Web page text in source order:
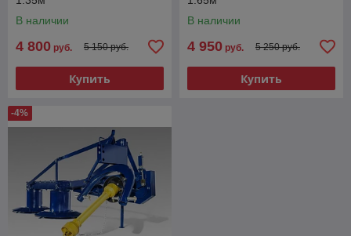
В наличии
4 800 руб. 5 150 руб.
Купить
В наличии
4 950 руб. 5 250 руб.
Купить
-4%